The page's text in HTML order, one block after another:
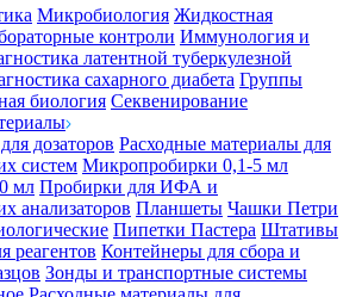
Микробиология Жидкостная
контроли Иммунология и
латентной туберкулезной
сахарного диабета Группы
биология Секвенирование
дозаторов Расходные материалы для
систем Микропробирки 0,1-5 мл
мл Пробирки для ИФА и
анализаторов Планшеты Чашки Петри
Пипетки Пастера Штативы
реагентов Контейнеры для сбора и
Зонды и транспортные системы